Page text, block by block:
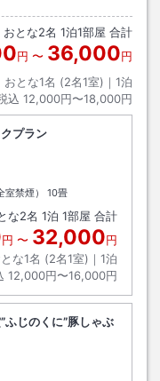
おとな2名 1泊1部屋 合計
円 〜 36,000円
おとな1名 (2名1室)｜ 1泊
込 12,000円〜18,000円
プラン
禁煙）
10畳
な2名 1泊 1部屋 合計
円 〜 32,000円
な1名 (2名1室)｜ 1泊
12,000円〜16,000円
ふじのくに”豚しゃぶ